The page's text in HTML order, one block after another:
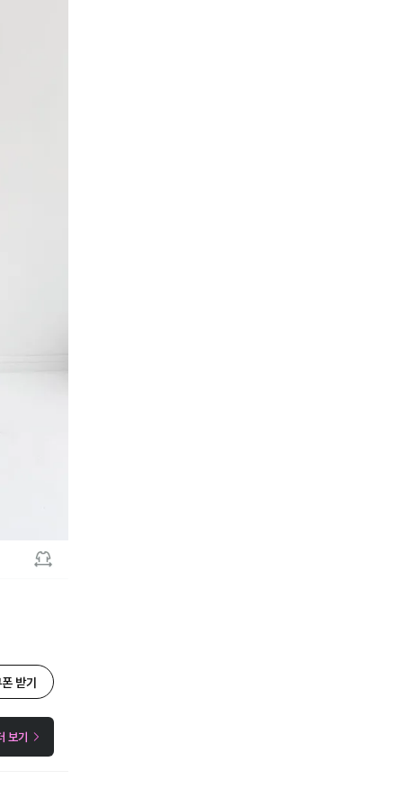
받기
보기